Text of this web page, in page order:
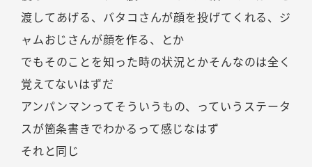
渡してあげる、バタコさんが顔を投げてくれる、ジ
ャムおじさんが顔を作る、とか
でもそのことを知った時の状況とかそんなのは全く
覚えてないはずだ
アンパンマンってそういうもの、っていうステータ
スが箇条書きでわかるって感じなはず
それと同じ